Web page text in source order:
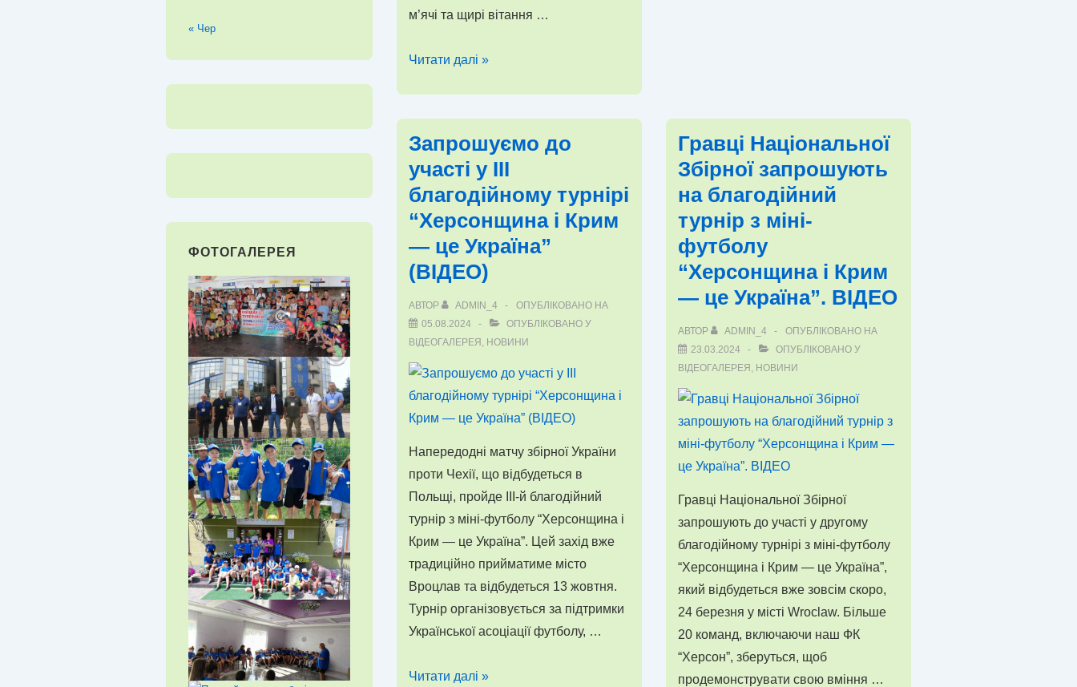
м’ячі та щирі вітання …
Член
обласної
асоціації
футболу
Сердюк
підтримав
ФК
«Ніка»
Читати далі »
Лізі
Націй
проти
Албанії”
Запрошуємо до
участі у III
благодійному турнірі
“Херсонщина і Крим
— це Україна”
(ВІДЕО)
АВТОР ADMIN_4
ОПУБЛІКОВАНО НА
05.08.2024
ОПУБЛІКОВАНО У
ВІДЕОГАЛЕРЕЯ , НОВИНИ
Напередодні матчу збірної України
проти Чехії, що відбудеться в
Польщі, пройде III-й благодійний
турнір з міні-футболу “Херсонщина і
Крим — це Україна”. Цей захід вже
традиційно прийматиме місто
Вроцлав та відбудеться 13 жовтня.
Турнір організовується за підтримки
Української асоціації футболу, …
Запрошуємо
Читати далі »
Гравці Національної
Збірної запрошують
на благодійний
турнір з міні-
футболу
“Херсонщина і Крим
— це Україна”. ВІДЕО
АВТОР ADMIN_4
ОПУБЛІКОВАНО НА
23.03.2024
ОПУБЛІКОВАНО У
ВІДЕОГАЛЕРЕЯ , НОВИНИ
Гравці Національної Збірної
запрошують до участі у другому
благодійному турнірі з міні-футболу
“Херсонщина і Крим — це Україна”,
який відбудеться вже зовсім скоро,
24 березня у місті Wroclaw. Більше
20 команд, включаючи наш ФК
“Херсон”, зберуться, щоб
продемонструвати свою вміння …
« Чер
ФОТОГАЛЕРЕЯ